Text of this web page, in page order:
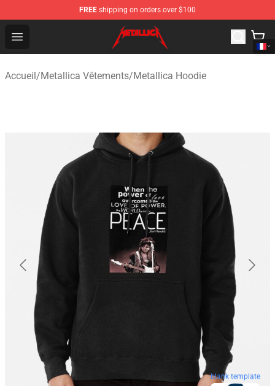
FREE shipping on orders over $100
Open menu
Metallica Store - Official Metallica Merchandise Shop
Accueil/Metallica Vêtements/Metallica Hoodie
blank template